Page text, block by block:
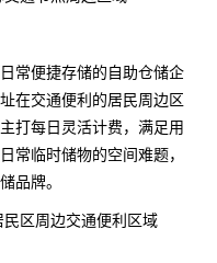
常便捷存储的自助仓储企
在交通便利的居民周边区
打每日灵活计费，满足用
常临时储物的空间难题，
品牌。
区周边交通便利区域